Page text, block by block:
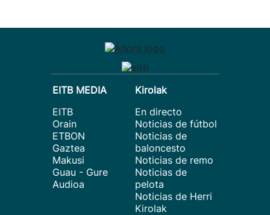
EITB MEDIA
EITB
Orain
ETBON
Gaztea
Makusi
Guau - Gure
Audioa
Kirolak
En directo
Noticias de fútbol
Noticias de
baloncesto
Noticias de remo
Noticias de
pelota
Noticias de Herri
Kirolak